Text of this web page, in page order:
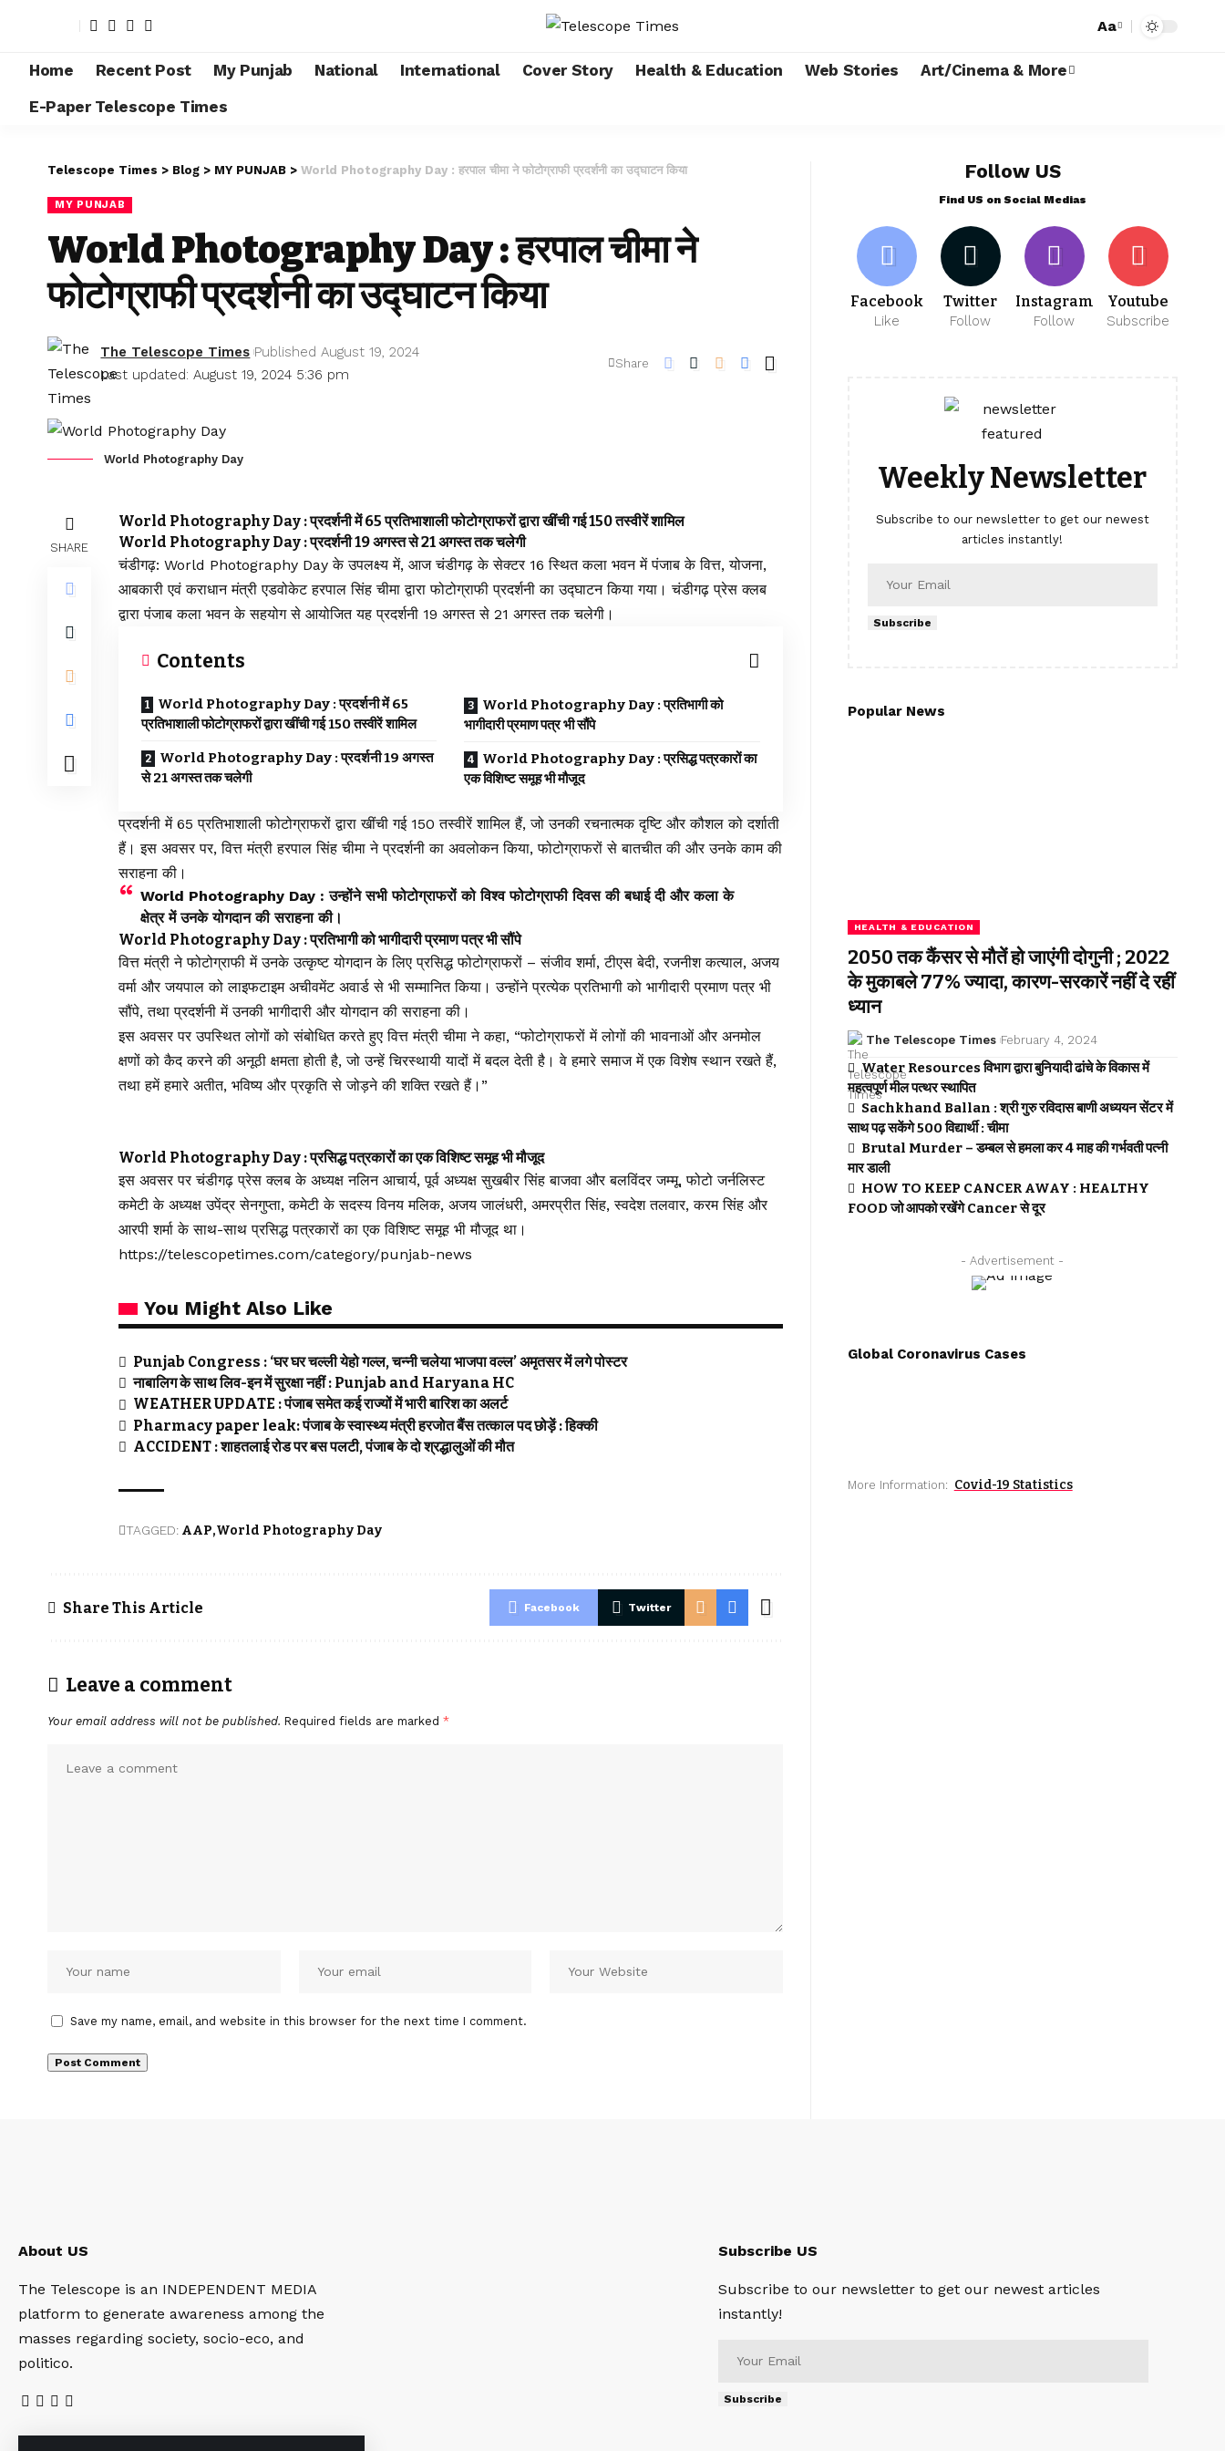
Aa
Home Recent Post My Punjab National International Cover Story Health & Education Web Stories
Art/Cinema & More
E-Paper Telescope Times
Telescope Times > Blog > MY PUNJAB > World Photography Day : हरपाल चीमा ने फोटोग्राफी प्रदर्शनी का उद्घाटन किया
MY PUNJAB
World Photography Day : हरपाल चीमा ने
फोटोग्राफी प्रदर्शनी का उद्घाटन किया
Last updated: August 19, 2024 5:36 pm
The Telescope Times Published August 19, 2024
Share
World Photography Day
SHARE
World Photography Day : प्रदर्शनी में 65 प्रतिभाशाली फोटोग्राफरों द्वारा खींची गई 150 तस्वीरें शामिल
World Photography Day : प्रदर्शनी 19 अगस्त से 21 अगस्त तक चलेगी
चंडीगढ़: World Photography Day के उपलक्ष्य में, आज चंडीगढ़ के सेक्टर 16 स्थित कला भवन में पंजाब के वित्त, योजना,
आबकारी एवं कराधान मंत्री एडवोकेट हरपाल सिंह चीमा द्वारा फोटोग्राफी प्रदर्शनी का उद्घाटन किया गया। चंडीगढ़ प्रेस क्लब
द्वारा पंजाब कला भवन के सहयोग से आयोजित यह प्रदर्शनी 19 अगस्त से 21 अगस्त तक चलेगी।
Contents
World Photography Day : प्रदर्शनी में 65
प्रतिभाशाली फोटोग्राफरों द्वारा खींची गई 150 तस्वीरें शामिल
World Photography Day : प्रदर्शनी 19 अगस्त
से 21 अगस्त तक चलेगी
World Photography Day : प्रतिभागी को
भागीदारी प्रमाण पत्र भी सौंपे
World Photography Day : प्रसिद्ध पत्रकारों का
एक विशिष्ट समूह भी मौजूद
प्रदर्शनी में 65 प्रतिभाशाली फोटोग्राफरों द्वारा खींची गई 150 तस्वीरें शामिल हैं, जो उनकी रचनात्मक दृष्टि और कौशल को दर्शाती
हैं। इस अवसर पर, वित्त मंत्री हरपाल सिंह चीमा ने प्रदर्शनी का अवलोकन किया, फोटोग्राफरों से बातचीत की और उनके काम की
सराहना की।
World Photography Day : उन्होंने सभी फोटोग्राफरों को विश्व फोटोग्राफी दिवस की बधाई दी और कला के
क्षेत्र में उनके योगदान की सराहना की।
World Photography Day : प्रतिभागी को भागीदारी प्रमाण पत्र भी सौंपे
वित्त मंत्री ने फोटोग्राफी में उनके उत्कृष्ट योगदान के लिए प्रसिद्ध फोटोग्राफरों – संजीव शर्मा, टीएस बेदी, रजनीश कत्याल, अजय
वर्मा और जयपाल को लाइफटाइम अचीवमेंट अवार्ड से भी सम्मानित किया। उन्होंने प्रत्येक प्रतिभागी को भागीदारी प्रमाण पत्र भी
सौंपे, तथा प्रदर्शनी में उनकी भागीदारी और योगदान की सराहना की।
इस अवसर पर उपस्थित लोगों को संबोधित करते हुए वित्त मंत्री चीमा ने कहा, “फोटोग्राफरों में लोगों की भावनाओं और अनमोल
क्षणों को कैद करने की अनूठी क्षमता होती है, जो उन्हें चिरस्थायी यादों में बदल देती है। वे हमारे समाज में एक विशेष स्थान रखते हैं,
तथा हमें हमारे अतीत, भविष्य और प्रकृति से जोड़ने की शक्ति रखते हैं।”
World Photography Day : प्रसिद्ध पत्रकारों का एक विशिष्ट समूह भी मौजूद
इस अवसर पर चंडीगढ़ प्रेस क्लब के अध्यक्ष नलिन आचार्य, पूर्व अध्यक्ष सुखबीर सिंह बाजवा और बलविंदर जम्मू, फोटो जर्नलिस्ट
कमेटी के अध्यक्ष उपेंद्र सेनगुप्ता, कमेटी के सदस्य विनय मलिक, अजय जालंधरी, अमरप्रीत सिंह, स्वदेश तलवार, करम सिंह और
आरपी शर्मा के साथ-साथ प्रसिद्ध पत्रकारों का एक विशिष्ट समूह भी मौजूद था।
https://telescopetimes.com/category/punjab-news
You Might Also Like
Punjab Congress : ‘घर घर चल्ली येहो गल्ल, चन्नी चलेया भाजपा वल्ल’ अमृतसर में लगे पोस्टर
नाबालिग के साथ लिव-इन में सुरक्षा नहीं : Punjab and Haryana HC
WEATHER UPDATE : पंजाब समेत कई राज्यों में भारी बारिश का अलर्ट
Pharmacy paper leak: पंजाब के स्वास्थ्य मंत्री हरजोत बैंस तत्काल पद छोड़ें : हिक्की
ACCIDENT : शाहतलाई रोड पर बस पलटी, पंजाब के दो श्रद्धालुओं की मौत
TAGGED: AAP World Photography Day
Share This Article Facebook Twitter
Leave a comment
Your email address will not be published. Required fields are marked *
Save my name, email, and website in this browser for the next time I comment.
Follow US
Find US on Social Medias
Facebook
Like
Twitter
Follow
Instagram
Follow
Youtube
Subscribe
Weekly Newsletter
Subscribe to our newsletter to get our newest
articles instantly!
Subscribe
Popular News
HEALTH & EDUCATION
2050 तक कैंसर से मौतें हो जाएंगी दोगुनी ; 2022
के मुकाबले 77% ज्यादा, कारण-सरकारें नहीं दे रहीं
ध्यान
The Telescope Times February 4, 2024
Water Resources विभाग द्वारा बुनियादी ढांचे के विकास में
महत्वपूर्ण मील पत्थर स्थापित
Sachkhand Ballan : श्री गुरु रविदास बाणी अध्ययन सेंटर में
साथ पढ़ सकेंगे 500 विद्यार्थी : चीमा
Brutal Murder – डम्बल से हमला कर 4 माह की गर्भवती पत्नी
मार डाली
HOW TO KEEP CANCER AWAY : HEALTHY
FOOD जो आपको रखेंगे Cancer से दूर
- Advertisement -
Global Coronavirus Cases
More Information: Covid-19 Statistics
About US
The Telescope is an INDEPENDENT MEDIA
platform to generate awareness among the
masses regarding society, socio-eco, and
politico.
Subscribe US
Subscribe to our newsletter to get our newest articles
instantly!
Subscribe